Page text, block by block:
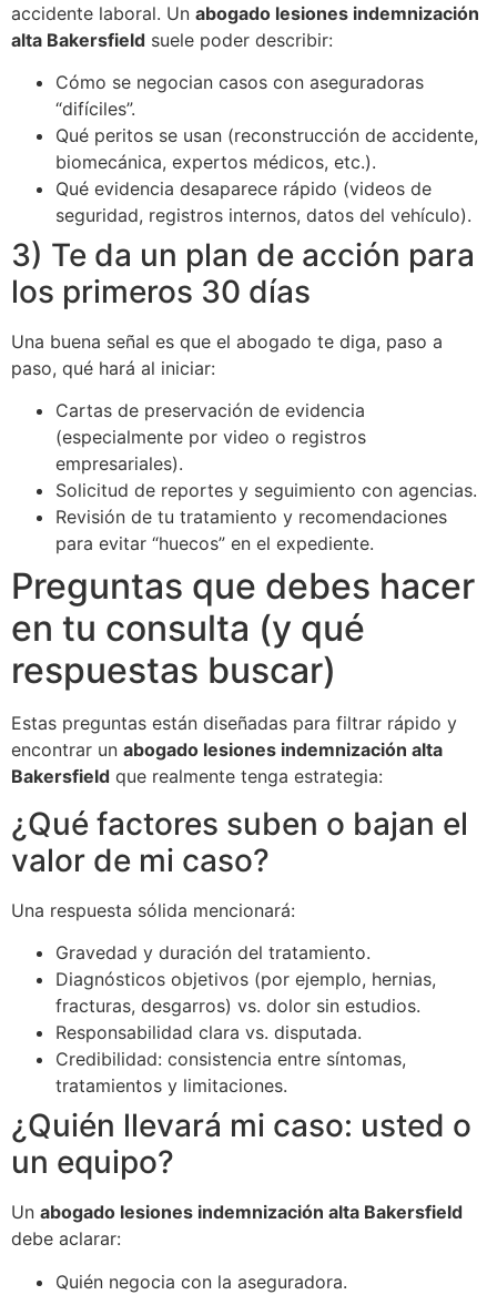
accidente laboral. Un abogado lesiones indemnización
alta Bakersfield suele poder describir:
Cómo se negocian casos con aseguradoras
“difíciles”.
Qué peritos se usan (reconstrucción de accidente,
biomecánica, expertos médicos, etc.).
Qué evidencia desaparece rápido (videos de
seguridad, registros internos, datos del vehículo).
3) Te da un plan de acción para
los primeros 30 días
Una buena señal es que el abogado te diga, paso a
paso, qué hará al iniciar:
Cartas de preservación de evidencia
(especialmente por video o registros
empresariales).
Solicitud de reportes y seguimiento con agencias.
Revisión de tu tratamiento y recomendaciones
para evitar “huecos” en el expediente.
Preguntas que debes hacer
en tu consulta (y qué
respuestas buscar)
Estas preguntas están diseñadas para filtrar rápido y
encontrar un abogado lesiones indemnización alta
Bakersfield que realmente tenga estrategia:
¿Qué factores suben o bajan el
valor de mi caso?
Una respuesta sólida mencionará:
Gravedad y duración del tratamiento.
Diagnósticos objetivos (por ejemplo, hernias,
fracturas, desgarros) vs. dolor sin estudios.
Responsabilidad clara vs. disputada.
Credibilidad: consistencia entre síntomas,
tratamientos y limitaciones.
¿Quién llevará mi caso: usted o
un equipo?
Un abogado lesiones indemnización alta Bakersfield
debe aclarar:
Quién negocia con la aseguradora.